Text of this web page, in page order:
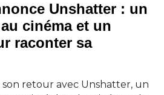
Unshatter : un
cinéma et un
raconter sa
retour avec Unshatter, un